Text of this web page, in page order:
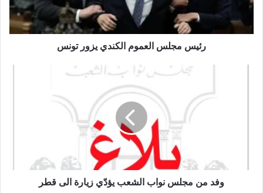
رئيس مجلس العموم الكندي يزور تونس
وفد من مجلس نواب الشعب يؤدّي زيارة الى قطر